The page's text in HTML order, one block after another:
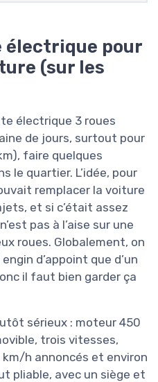
pour
(sur les
électrique 3 roues
de jours, surtout pour
faire quelques
le quartier. L’idée, pour
remplacer la voiture
et si c’était assez
pas à l’aise sur une
roues. Globalement, on
d’appoint que d’un
il faut bien garder ça
sérieux : moteur 450
trois vitesses,
km/h annoncés et environ
pliable, avec un siège et